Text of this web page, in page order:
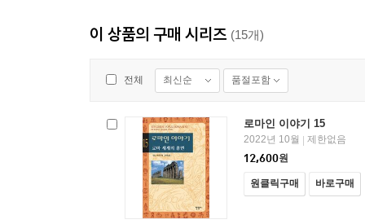
이 상품의 구매 시리즈 (15개)
전체 최신순 품절포함
로마인 이야기 15
2022년 10월
제한없음
12,600원
원클릭구매 바로구매